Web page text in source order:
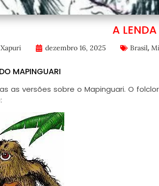
A
dezembro 16, 2025 Brasil,
MAPINGUARI
as versões sobre o Mapinguari. O